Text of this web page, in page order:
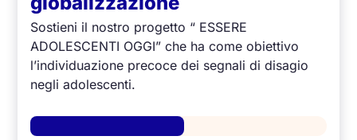
Sostieni il nostro progetto “ ESSERE
ADOLESCENTI OGGI” che ha come obiettivo
l’individuazione precoce dei segnali di disagio
negli adolescenti.